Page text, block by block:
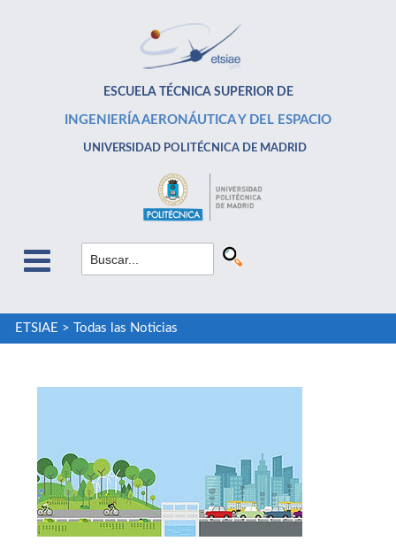
ESCUELA TÉCNICA SUPERIOR DE
INGENIERÍA AERONÁUTICA Y DEL ESPACIO
UNIVERSIDAD POLITÉCNICA DE MADRID
ETSIAE > Todas las Noticias